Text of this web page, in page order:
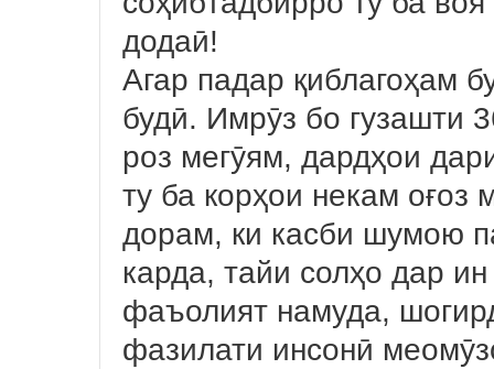
додаӣ!
Агар падар қиблагоҳам
будӣ. Имрӯз бо гузашти
роз мегӯям, дардҳои
ту ба корҳои некам
дорам, ки касби шумою
карда, тайи солҳо дар
фаъолият намуда,
фазилати инсонӣ